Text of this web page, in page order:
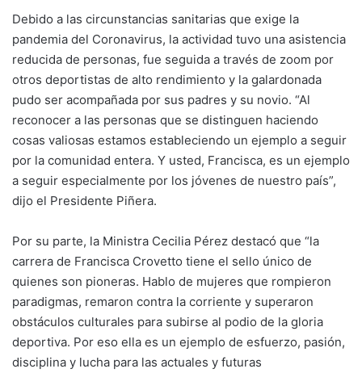
Debido a las circunstancias sanitarias que exige la
pandemia del Coronavirus, la actividad tuvo una asistencia
reducida de personas, fue seguida a través de zoom por
otros deportistas de alto rendimiento y la galardonada
pudo ser acompañada por sus padres y su novio. “Al
reconocer a las personas que se distinguen haciendo
cosas valiosas estamos estableciendo un ejemplo a seguir
por la comunidad entera. Y usted, Francisca, es un ejemplo
a seguir especialmente por los jóvenes de nuestro país”,
dijo el Presidente Piñera.
Por su parte, la Ministra Cecilia Pérez destacó que “la
carrera de Francisca Crovetto tiene el sello único de
quienes son pioneras. Hablo de mujeres que rompieron
paradigmas, remaron contra la corriente y superaron
obstáculos culturales para subirse al podio de la gloria
deportiva. Por eso ella es un ejemplo de esfuerzo, pasión,
disciplina y lucha para las actuales y futuras